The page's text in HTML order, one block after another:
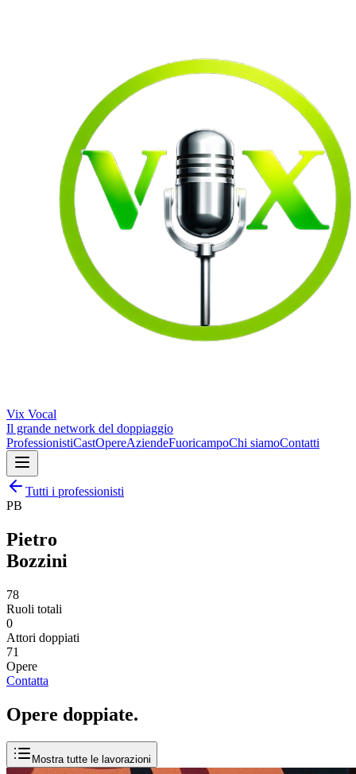
Vix Vocal
Il grande network del doppiaggio
ProfessionistiCastOpereAziendeFuoricampoChi siamoContatti
Tutti i professionisti
PB
Pietro
Bozzini
78
Ruoli totali
0
Attori doppiati
71
Opere
Contatta
Opere doppiate.
Mostra tutte le lavorazioni